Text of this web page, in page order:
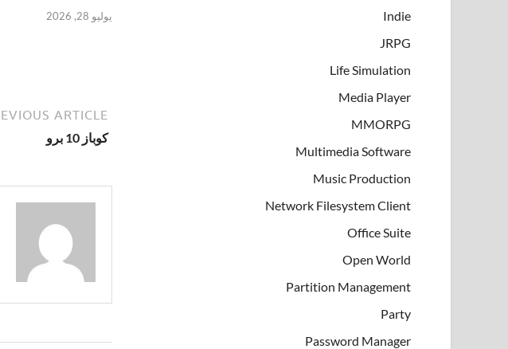
يوليو 28, 2026
ARTICLE
كوباز 10 برو
Indie
JRPG
Life Simulation
Media Player
MMORPG
Multimedia Software
Music Production
Network Filesystem Client
Office Suite
Open World
Partition Management
Party
Password Manager